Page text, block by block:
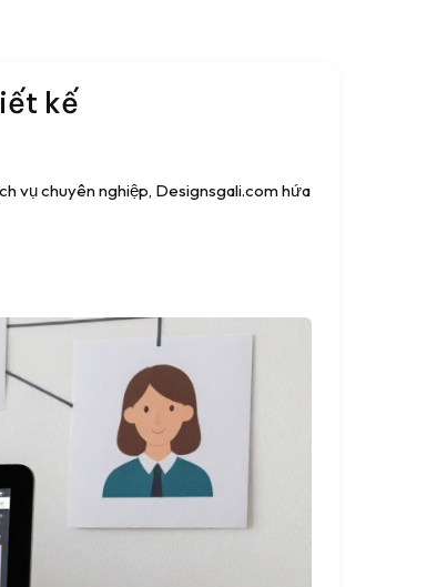
kế
vụ chuyên nghiệp, Designsgali.com hứa